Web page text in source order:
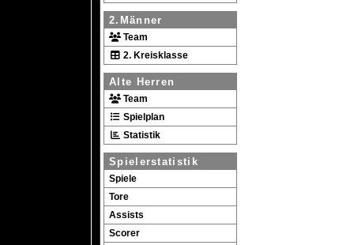
2.Männer
Team
2. Kreisklasse
Alte Herren
Team
Spielplan
Statistik
Spielerstatistik
Spiele
Tore
Assists
Scorer